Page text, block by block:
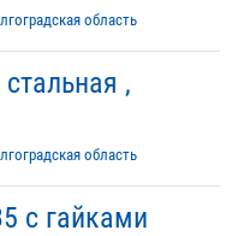
область
,
область
с гайками